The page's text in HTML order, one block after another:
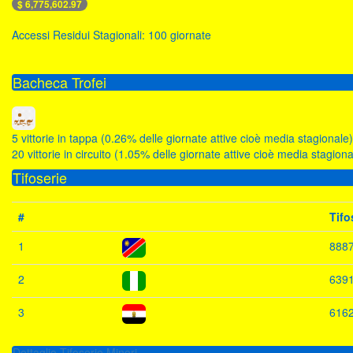
$ 6,775,602.97
Accessi Residui Stagionali: 100 giornate
Bacheca Trofei
5 vittorie in tappa (0.26% delle giornate attive cioè media stagionale)
20 vittorie in circuito (1.05% delle giornate attive cioè media
Tifoserie
#
1
2 6391
3 6162